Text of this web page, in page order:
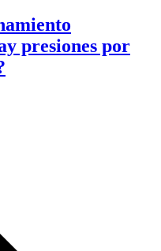
presiones por